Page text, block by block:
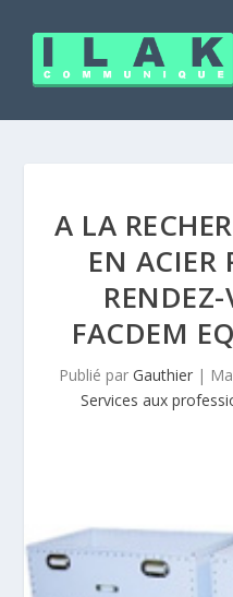
A LA
EN ACIER
FACDEM
Publié par Gauthier|
Services aux